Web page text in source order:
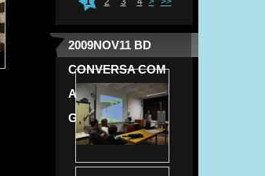
2009NOV11 BD
CONVERSA COM
ANTÓNIO J.
GONÇALVES